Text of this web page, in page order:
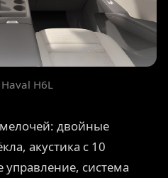
H6L
двойные
акустика с 10
система